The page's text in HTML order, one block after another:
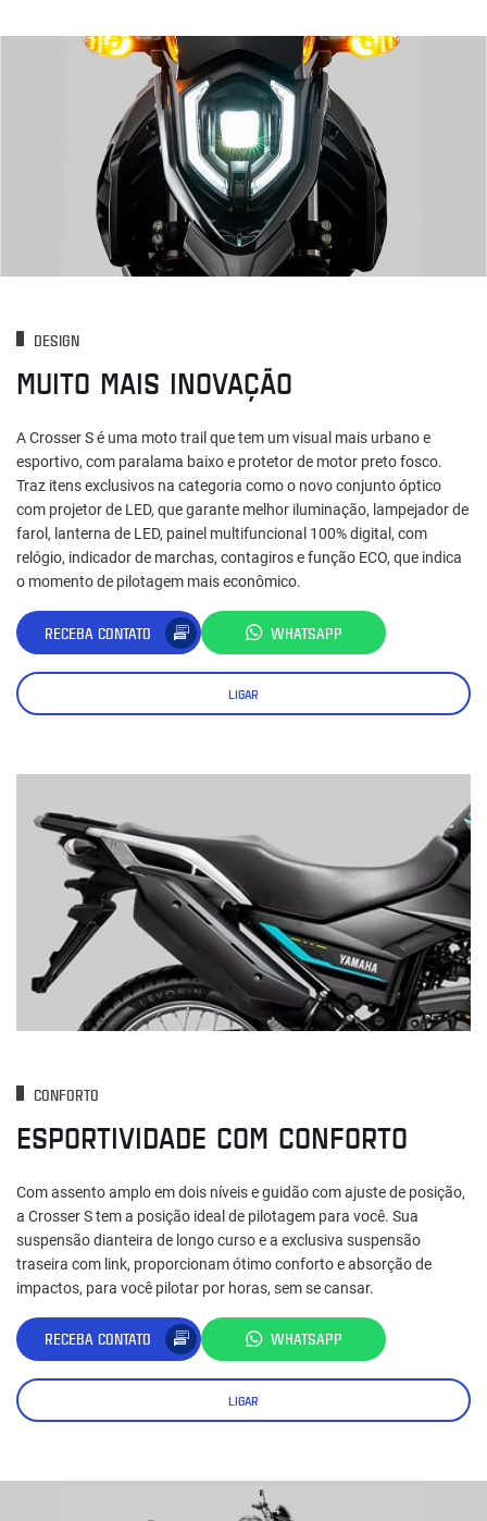
DESIGN
MUITO MAIS INOVAÇÃO
A Crosser S é uma moto trail que tem um visual mais urbano e
esportivo, com paralama baixo e protetor de motor preto fosco.
Traz itens exclusivos na categoria como o novo conjunto óptico
com projetor de LED, que garante melhor iluminação, lampejador de
farol, lanterna de LED, painel multifuncional 100% digital, com
relógio, indicador de marchas, contagiros e função ECO, que indica
o momento de pilotagem mais econômico.
RECEBA CONTATO WHATSAPP
LIGAR
CONFORTO
ESPORTIVIDADE COM CONFORTO
Com assento amplo em dois níveis e guidão com ajuste de posição,
a Crosser S tem a posição ideal de pilotagem para você. Sua
suspensão dianteira de longo curso e a exclusiva suspensão
traseira com link, proporcionam ótimo conforto e absorção de
impactos, para você pilotar por horas, sem se cansar.
RECEBA CONTATO WHATSAPP
LIGAR